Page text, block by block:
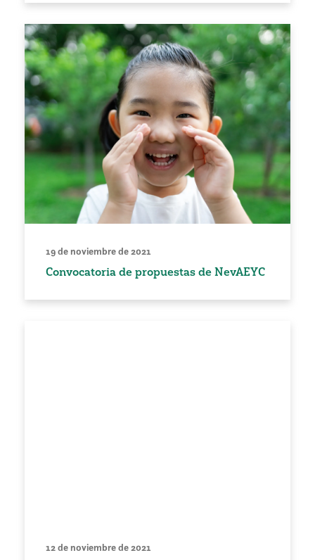
19 de noviembre de 2021
Convocatoria de propuestas de NevAEYC
12 de noviembre de 2021